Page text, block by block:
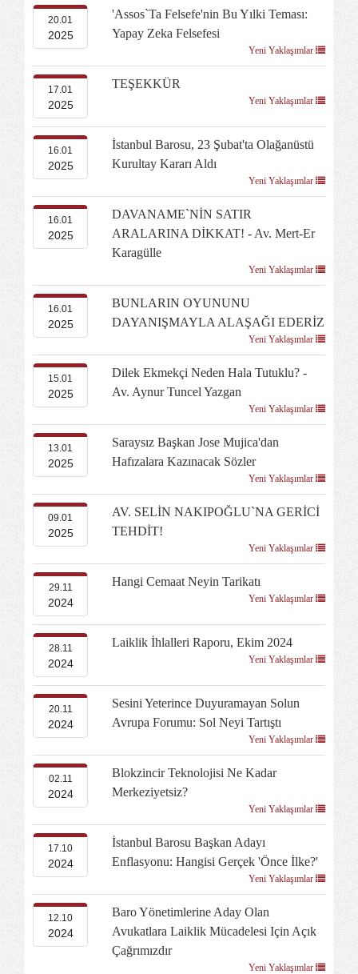
20.01
2025
'Assos`ta Felsefe'nin Bu Yılki Teması:
Yapay Zeka Felsefesi
Yeni Yaklaşımlar
17.01
2025
TEŞEKKÜR
Yeni Yaklaşımlar
16.01
2025
İstanbul Barosu, 23 Şubat'ta Olağanüstü
Kurultay Kararı Aldı
Yeni Yaklaşımlar
16.01
2025
DAVANAME`NİN SATIR
ARALARINA DİKKAT! - Av. Mert-Er
Karagülle
Yeni Yaklaşımlar
16.01
2025
BUNLARIN OYUNUNU
DAYANIŞMAYLA ALAŞAĞI EDERİZ
Yeni Yaklaşımlar
15.01
2025
Dilek Ekmekçi Neden Hala Tutuklu? -
Av. Aynur Tuncel Yazgan
Yeni Yaklaşımlar
13.01
2025
Saraysız Başkan Jose Mujica'dan
Hafızalara Kazınacak Sözler
Yeni Yaklaşımlar
09.01
2025
AV. SELİN NAKIPOĞLU`NA GERİCİ
TEHDİT!
Yeni Yaklaşımlar
29.11
2024
Hangi Cemaat Neyin Tarikatı
Yeni Yaklaşımlar
28.11
2024
Laiklik İhlalleri Raporu, Ekim 2024
Yeni Yaklaşımlar
20.11
2024
Sesini Yeterince Duyuramayan Solun
Avrupa Forumu: Sol Neyi Tartıştı
Yeni Yaklaşımlar
02.11
2024
Blokzincir Teknolojisi Ne Kadar
Merkeziyetsiz?
Yeni Yaklaşımlar
17.10
2024
İstanbul Barosu Başkan Adayı
Enflasyonu: Hangisi Gerçek 'Önce İlke?'
Yeni Yaklaşımlar
12.10
2024
Baro Yönetimlerine Aday Olan
Avukatlara Laiklik Mücadelesi Için Açık
Çağrımızdır
Yeni Yaklaşımlar